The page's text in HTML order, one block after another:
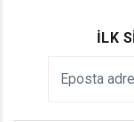
İLK